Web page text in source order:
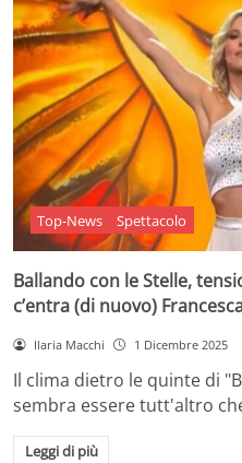
Top-News Spettacolo
Ballando con le Stelle,
c’entra (di nuovo)
Ilaria Macchi 1 Dicembre 2025
Il clima dietro le quinte di
sembra essere tutt'altro
Leggi di più